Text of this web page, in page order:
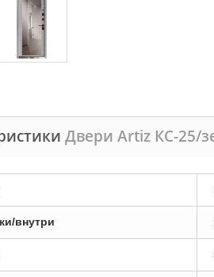
Двери Artiz КС-25/
внутри